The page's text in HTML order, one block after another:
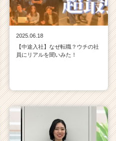
2025.06.18
【中途入社】なぜ転職？ウチの社
員にリアルを聞いみた！